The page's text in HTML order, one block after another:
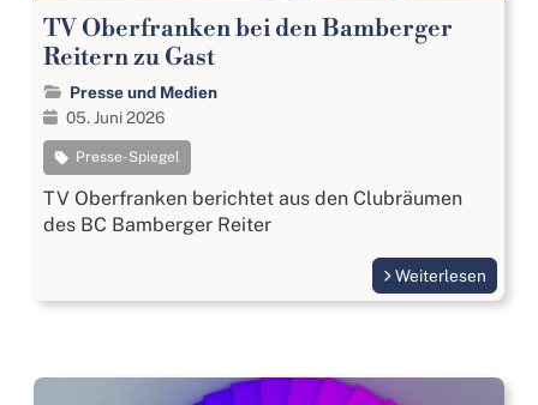
TV Oberfranken bei den Bamberger
Reitern zu Gast
Presse und Medien
05. Juni 2026
Presse-Spiegel
TV Oberfranken berichtet aus den Clubräumen
des BC Bamberger Reiter
Weiterlesen